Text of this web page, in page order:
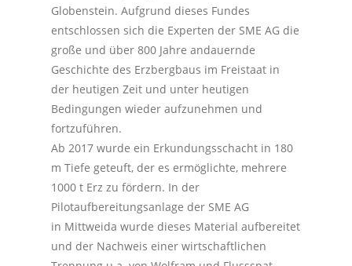
Globenstein. Aufgrund dieses Fundes
entschlossen sich die Experten der SME AG die
große und über 800 Jahre andauernde
Geschichte des Erzbergbaus im Freistaat in
der heutigen Zeit und unter heutigen
Bedingungen wieder aufzunehmen und
fortzuführen.
Ab 2017 wurde ein Erkundungsschacht in 180
m Tiefe geteuft, der es ermöglichte, mehrere
1000 t Erz zu fördern. In der
Pilotaufbereitungsanlage der SME AG
in Mittweida wurde dieses Material aufbereitet
und der Nachweis einer wirtschaftlichen